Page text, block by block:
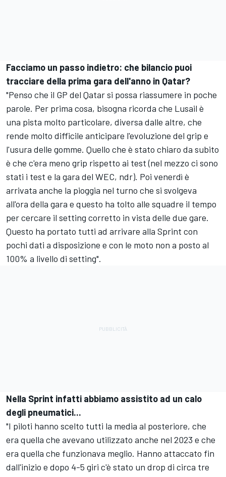
Facciamo un passo indietro: che bilancio puoi
tracciare della prima gara dell'anno in Qatar?
"Penso che il GP del Qatar si possa riassumere in poche
parole. Per prima cosa, bisogna ricorda che Lusail è
una pista molto particolare, diversa dalle altre, che
rende molto difficile anticipare l'evoluzione del grip e
l'usura delle gomme. Quello che è stato chiaro da subito
è che c'era meno grip rispetto ai test (nel mezzo ci sono
stati i test e la gara del WEC, ndr). Poi venerdì è
arrivata anche la pioggia nel turno che si svolgeva
all'ora della gara e questo ha tolto alle squadre il tempo
per cercare il setting corretto in vista delle due gare.
Questo ha portato tutti ad arrivare alla Sprint con
pochi dati a disposizione e con le moto non a posto al
100% a livello di setting".
Nella Sprint infatti abbiamo assistito ad un calo
degli pneumatici...
"I piloti hanno scelto tutti la media al posteriore, che
era quella che avevano utilizzato anche nel 2023 e che
era quella che funzionava meglio. Hanno attaccato fin
dall'inizio e dopo 4-5 giri c'è stato un drop di circa tre